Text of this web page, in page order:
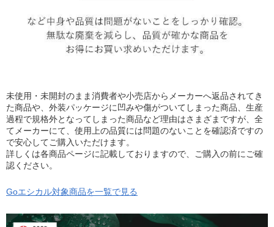
未使用・未開封のまま消費者や小売店からメーカーへ返品されてき
た商品や、外装パッケージに凹みや傷がついてしまった商品、生産
過程で規格外となってしまった商品など理由はさまざまですが、全
てメーカーにて、使用上の品質には問題のないことを確認済ですの
で安心してご購入いただけます。
詳しくは各商品ページに記載しておりますので、ご購入の前にご確
認ください。
Goエシカル対象商品を一覧で見る